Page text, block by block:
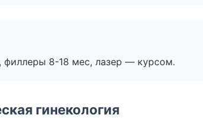
филлеры 8-18 мес, лазер — курсом.
гинекология